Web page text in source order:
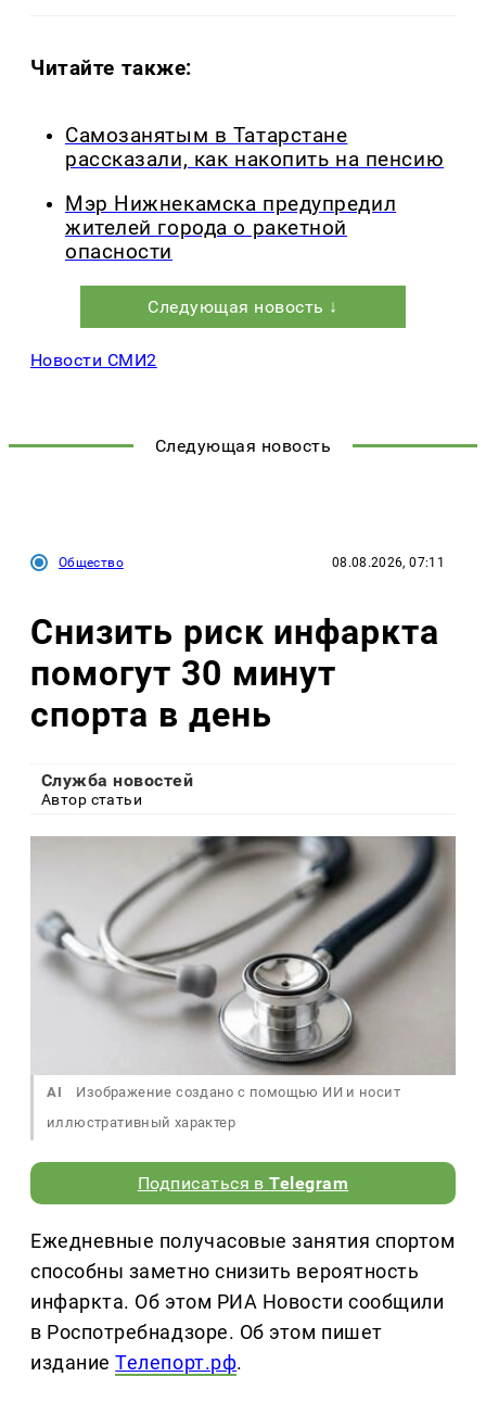
Читайте также:
Самозанятым в Татарстане
рассказали, как накопить на пенсию
Мэр Нижнекамска предупредил
жителей города о ракетной
опасности
Следующая новость ↓
Новости СМИ2
Следующая новость
Общество 08.08.2026, 07:11
Снизить риск инфаркта
помогут 30 минут
спорта в день
Служба новостей
Автор статьи
AI
Изображение создано с помощью ИИ и носит
иллюстративный характер
Подписаться вTelegram
Ежедневные получасовые занятия спортом
способны заметно снизить вероятность
инфаркта. Об этом РИА Новости сообщили
в Роспотребнадзоре. Об этом пишет
изданиеТелепорт.рф.